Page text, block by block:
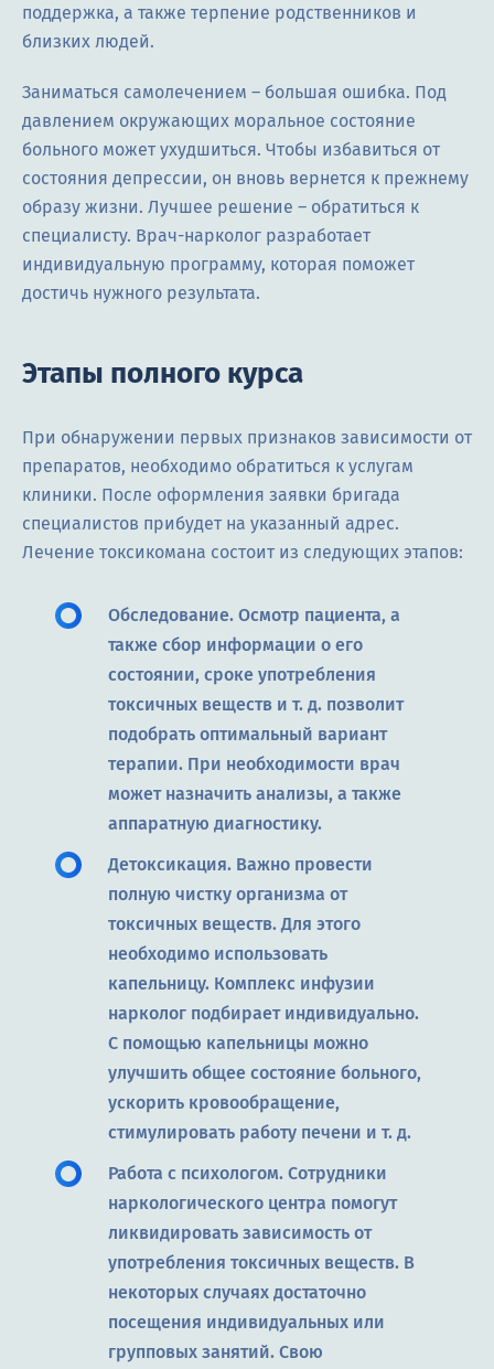
поддержка, а также терпение родственников и
близких людей.
Заниматься самолечением – большая ошибка. Под
давлением окружающих моральное состояние
больного может ухудшиться. Чтобы избавиться от
состояния депрессии, он вновь вернется к прежнему
образу жизни. Лучшее решение – обратиться к
специалисту. Врач-нарколог разработает
индивидуальную программу, которая поможет
достичь нужного результата.
Этапы полного курса
При обнаружении первых признаков зависимости от
препаратов, необходимо обратиться к услугам
клиники. После оформления заявки бригада
специалистов прибудет на указанный адрес.
Лечение токсикомана состоит из следующих этапов:
Обследование. Осмотр пациента, а
также сбор информации о его
состоянии, сроке употребления
токсичных веществ и т. д. позволит
подобрать оптимальный вариант
терапии. При необходимости врач
может назначить анализы, а также
аппаратную диагностику.
Детоксикация. Важно провести
полную чистку организма от
токсичных веществ. Для этого
необходимо использовать
капельницу. Комплекс инфузии
нарколог подбирает индивидуально.
С помощью капельницы можно
улучшить общее состояние больного,
ускорить кровообращение,
стимулировать работу печени и т. д.
Работа с психологом. Сотрудники
наркологического центра помогут
ликвидировать зависимость от
употребления токсичных веществ. В
некоторых случаях достаточно
посещения индивидуальных или
групповых занятий. Свою